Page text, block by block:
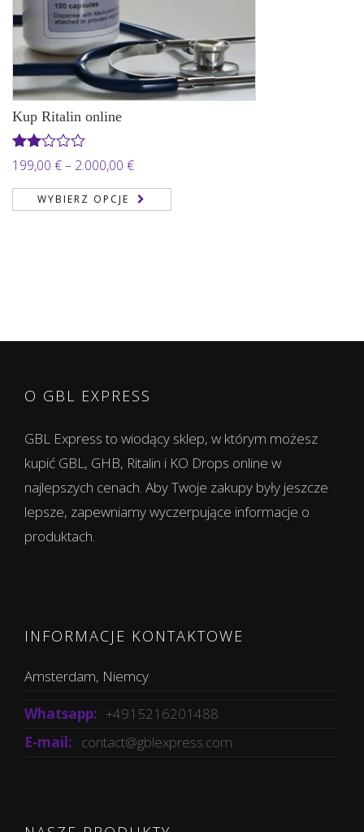
Kup Ritalin online
Oceniono
2.00
na 5
199,00 €– 2.000,00 €Zakres
cen:
od
WYBIERZ OPCJE
O GBL EXPRESS
GBL Express to wiodący sklep, w którym możesz
kupić GBL, GHB, Ritalin i KO Drops online w
najlepszych cenach. Aby Twoje zakupy były jeszcze
lepsze, zapewniamy wyczerpujące informacje o
produktach.
INFORMACJE KONTAKTOWE
Amsterdam, Niemcy
Whatsapp: +4915216201488
E-mail: contact@gblexpress.com